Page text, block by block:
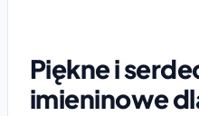
Piękne i
imieninowe